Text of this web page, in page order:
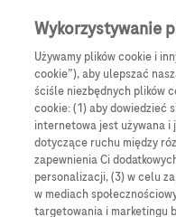
Skip navigation
Ścieżka
Blog
dlaczego
Wykorzystywanie
Używamy plików cookie i
cookie”), aby ulepszać
ściśle niezbędnych plików
cookie: (1) aby dowiedzieć
internetowa jest używana i
dotyczące ruchu między
zapewnienia Ci
personalizacji, (3) w celu
w mediach
targetowania i marketingu